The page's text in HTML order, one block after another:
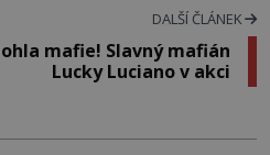
DALŠÍ ČLÁNEK
mafie! Slavný mafián
Lucky Luciano v akci